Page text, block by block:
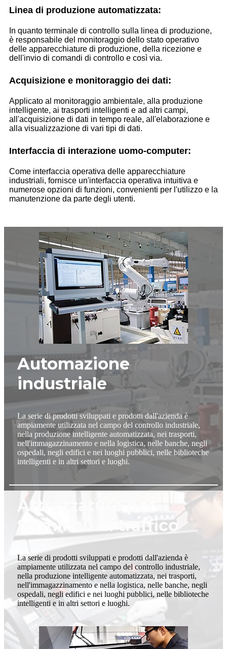
Linea di produzione automatizzata:
In quanto terminale di controllo sulla linea di produzione,
è responsabile del monitoraggio dello stato operativo
delle apparecchiature di produzione, della ricezione e
dell'invio di comandi di controllo e così via.
Acquisizione e monitoraggio dei dati:
Applicato al monitoraggio ambientale, alla produzione
intelligente, ai trasporti intelligenti e ad altri campi,
all'acquisizione di dati in tempo reale, all'elaborazione e
alla visualizzazione di vari tipi di dati.
Interfaccia di interazione uomo-computer:
Come interfaccia operativa delle apparecchiature
industriali, fornisce un'interfaccia operativa intuitiva e
numerose opzioni di funzioni, convenienti per l'utilizzo e la
manutenzione da parte degli utenti.
Automazione
industriale
La serie di prodotti sviluppati e prodotti dall'azienda è
ampiamente utilizzata nel campo del controllo industriale,
nella produzione intelligente automatizzata, nei trasporti,
nell'immagazzinamento e nella logistica, nelle banche, negli
ospedali, negli edifici e nei luoghi pubblici, nelle biblioteche
intelligenti e in altri settori e luoghi.
Attrezzature per
terminali di traffico
La serie di prodotti sviluppati e prodotti dall'azienda è
ampiamente utilizzata nel campo del controllo industriale,
nella produzione intelligente automatizzata, nei trasporti,
nell'immagazzinamento e nella logistica, nelle banche, negli
ospedali, negli edifici e nei luoghi pubblici, nelle biblioteche
intelligenti e in altri settori e luoghi.